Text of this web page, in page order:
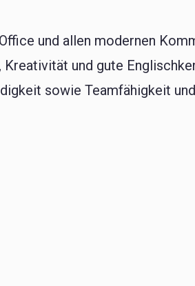
und allen modernen
und gute
sowie Teamfähigkeit